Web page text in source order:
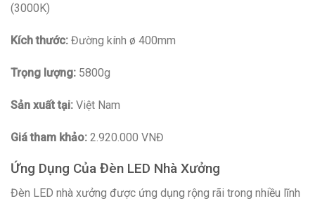
(3000K)
Kích thước: Đường kính ø 400mm
Trọng lượng: 5800g
Sản xuất tại: Việt Nam
Giá tham khảo: 2.920.000 VNĐ
Ứng Dụng Của Đèn LED Nhà Xưởng
Đèn LED nhà xưởng được ứng dụng rộng rãi trong nhiều lĩnh